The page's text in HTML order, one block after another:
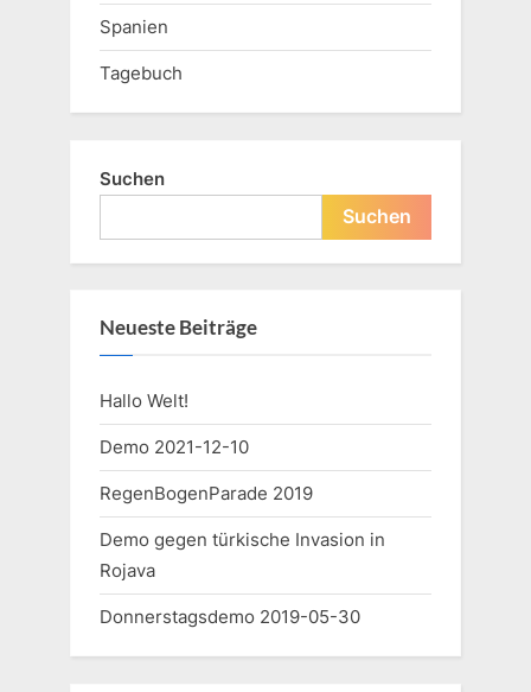
Spanien
Tagebuch
Suchen
Suchen
Neueste Beiträge
Hallo Welt!
Demo 2021-12-10
RegenBogenParade 2019
Demo gegen türkische Invasion in
Rojava
Donnerstagsdemo 2019-05-30